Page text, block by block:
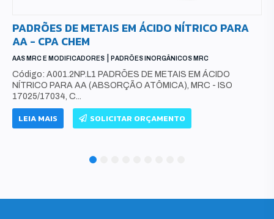
PADRÕES DE METAIS EM ÁCIDO NÍTRICO PARA
AA - CPA CHEM
AAS MRC E MODIFICADORES PADRÕES INORGÂNICOS MRC
Código: A001.2NP.L1 PADRÕES DE METAIS EM ÁCIDO
NÍTRICO PARA AA (ABSORÇÃO ATÔMICA), MRC - ISO
17025/17034, C...
LEIA MAIS SOLICITAR ORÇAMENTO
4